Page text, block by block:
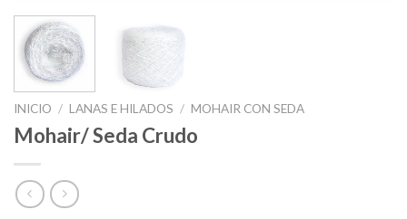
INICIO / LANAS E HILADOS / MOHAIR CON SEDA
Mohair/ Seda Crudo